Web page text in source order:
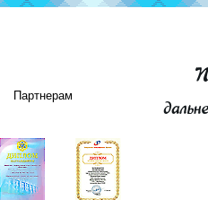
Партнерам